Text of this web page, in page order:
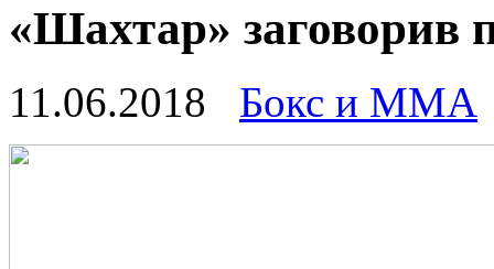
«Шахтар» заговорив
11.06.2018 Бокс и ММА